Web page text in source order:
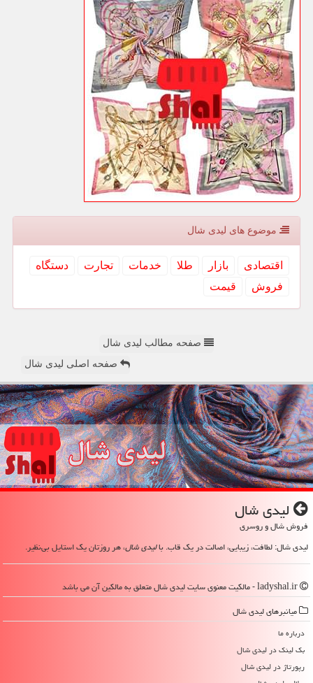
موضوع های لیدی شال
اقتصادی بازار طلا خدمات تجارت
دستگاه
فروش
قیمت
صفحه مطالب لیدی شال
صفحه اصلی لیدی شال
لیدی شال
فروش شال و روسری
لیدی شال: لطافت، زیبایی، اصالت در یک قاب. بالیدی شال، هر روزتان یک استایل بی‌نظیر.
میانبرهای لیدی شال
درباره ما
بک لینک در لیدی شال
رپورتاژ در لیدی شال